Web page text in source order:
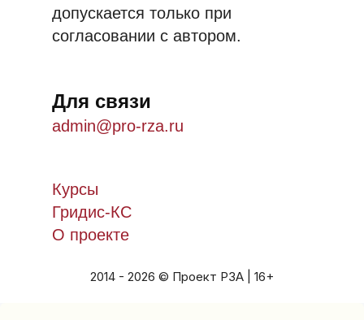
допускается только при
согласовании с автором.
Для связи
admin@pro-rza.ru
Курсы
Гридис-КС
О проекте
2014 - 2026 © Проект РЗА | 16+